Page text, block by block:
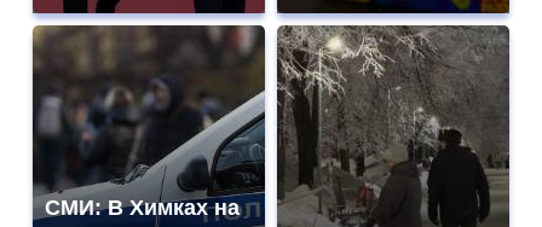
СМИ: В Химках на